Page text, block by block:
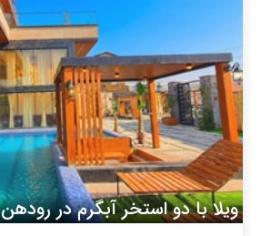
ویلا با دو استخر آبگرم در رودهن